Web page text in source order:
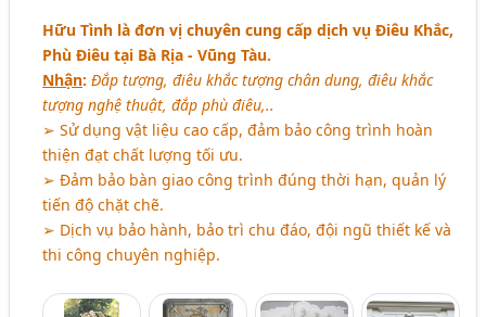
Hữu Tình là đơn vị chuyên cung cấp dịch vụ Điêu Khắc,
Phù Điêu tại Bà Rịa - Vũng Tàu.
Nhận: Đắp tượng, điêu khắc tượng chân dung, điêu khắc
tượng nghệ thuật, đắp phù điêu,..
➢ Sử dụng vật liệu cao cấp, đảm bảo công trình hoàn
thiện đạt chất lượng tối ưu.
➢ Đảm bảo bàn giao công trình đúng thời hạn, quản lý
tiến độ chặt chẽ.
➢ Dịch vụ bảo hành, bảo trì chu đáo, đội ngũ thiết kế và
thi công chuyên nghiệp.